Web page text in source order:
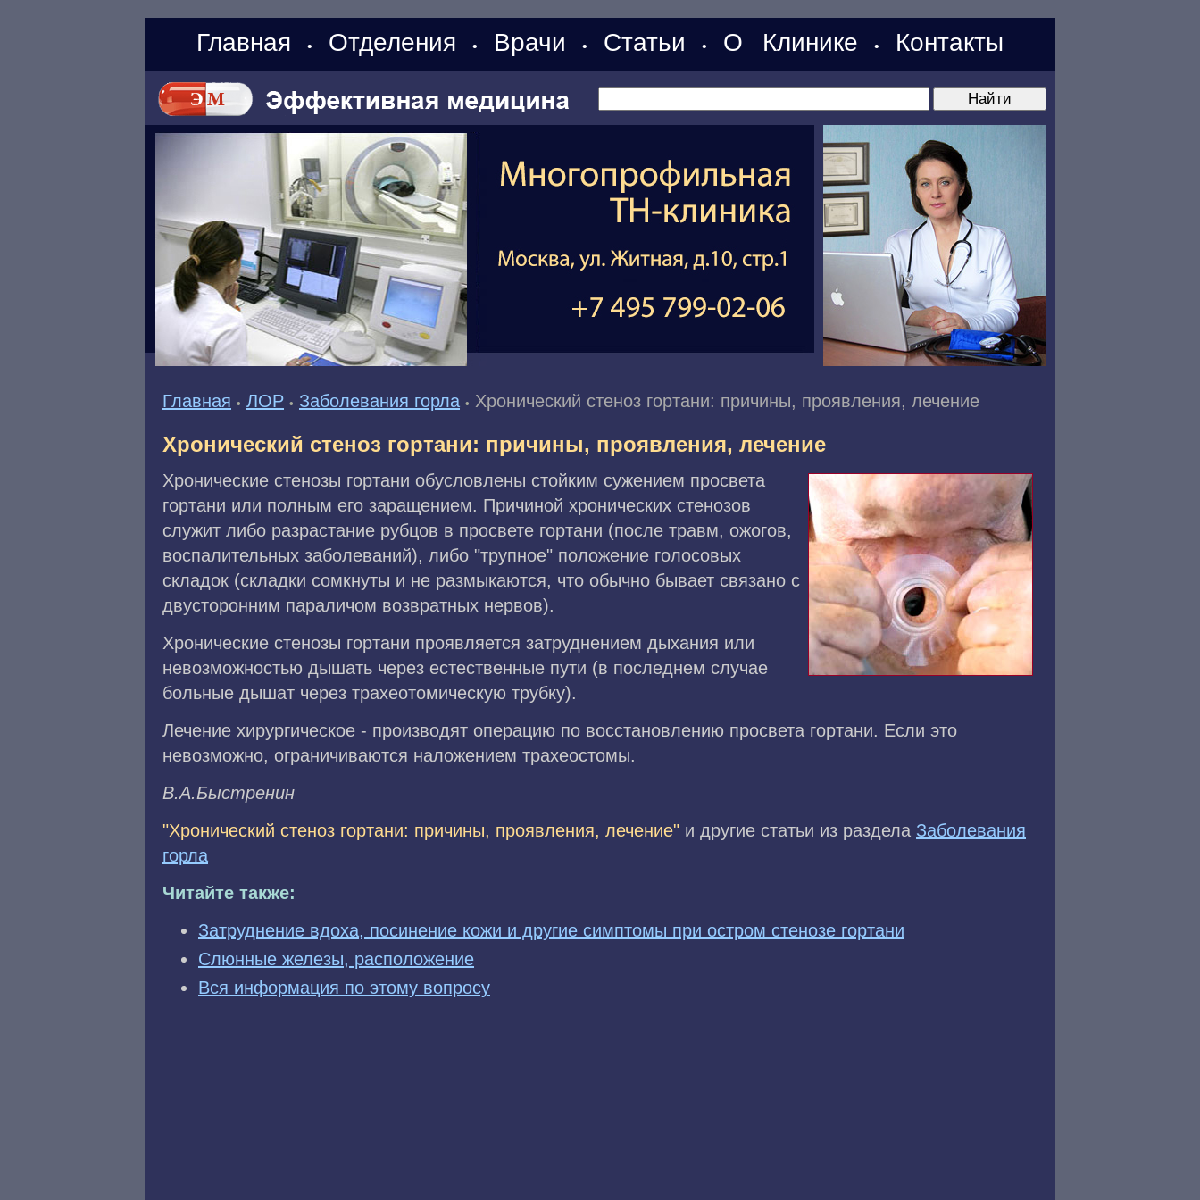
Главная • Отделения • Врачи • Статьи • О Клинике • Контакты
Главная • ЛОР • Заболевания горла • Хронический стеноз гортани: причины, проявления, лечение
Хронический стеноз гортани: причины, проявления, лечение
Хронические стенозы гортани обусловлены стойким сужением просвета
гортани или полным его заращением. Причиной хронических стенозов
служит либо разрастание рубцов в просвете гортани (после травм, ожогов,
воспалительных заболеваний), либо "трупное" положение голосовых
складок (складки сомкнуты и не размыкаются, что обычно бывает связано с
двусторонним параличом возвратных нервов).
Хронические стенозы гортани проявляется затруднением дыхания или
невозможностью дышать через естественные пути (в последнем случае
больные дышат через трахеотомическую трубку).
Лечение хирургическое - производят операцию по восстановлению просвета гортани. Если это
невозможно, ограничиваются наложением трахеостомы.
В.A.Быcтpeнин
"Хронический стеноз гортани: причины, проявления, лечение" и другие статьи из раздела Заболевания
горла
Читайте также:
Затруднение вдоха, посинение кожи и другие симптомы при остром стенозе гортани
Слюнные железы, расположение
Вся информация по этому вопросу